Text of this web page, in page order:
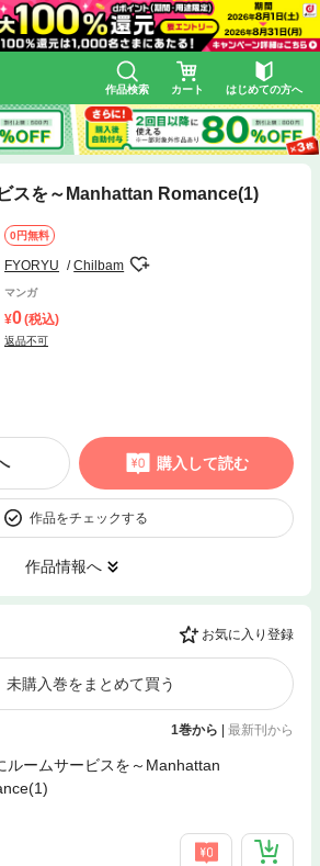
作品検索 カート はじめての方へ
スを～Manhattan Romance(1)
0円無料
FYORYU Chilbam
マンガ
0(税込)
返品不可
購入して読む
作品をチェックする
作品情報へ
お気に入り登録
未購入巻をまとめて買う
1巻から | 最新刊から
ルームサービスを～Manhattan